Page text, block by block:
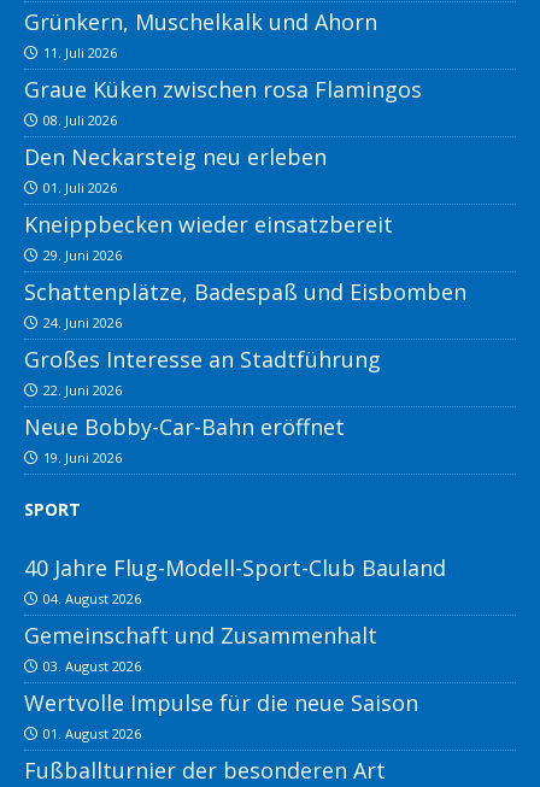
Grünkern, Muschelkalk und Ahorn
11. Juli 2026
Graue Küken zwischen rosa Flamingos
08. Juli 2026
Den Neckarsteig neu erleben
01. Juli 2026
Kneippbecken wieder einsatzbereit
29. Juni 2026
Schattenplätze, Badespaß und Eisbomben
24. Juni 2026
Großes Interesse an Stadtführung
22. Juni 2026
Neue Bobby-Car-Bahn eröffnet
19. Juni 2026
SPORT
40 Jahre Flug-Modell-Sport-Club Bauland
04. August 2026
Gemeinschaft und Zusammenhalt
03. August 2026
Wertvolle Impulse für die neue Saison
01. August 2026
Fußballturnier der besonderen Art